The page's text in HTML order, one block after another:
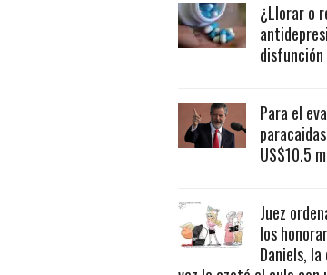
¿Llorar o
Para el
US$10.5
Juez
los
Daniels,